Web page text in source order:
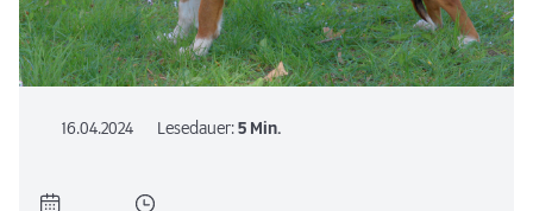
16.04.2024 Lesedauer:5 Min.